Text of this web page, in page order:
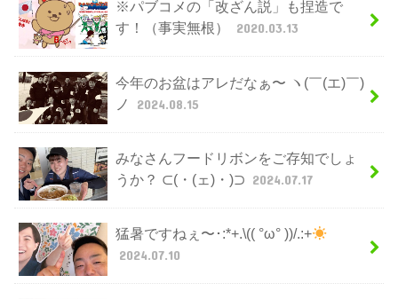
※パブコメの「改ざん説」も捏造で
す！（事実無根）
2020.03.13
今年のお盆はアレだなぁ〜 ヽ(￣(エ)￣)
ノ
2024.08.15
みなさんフードリボンをご存知でしょ
うか？ ⊂(・(ェ)・)⊃ 2024.07.17
猛暑ですねぇ〜･:*+.\(( °ω° ))/.:+
2024.07.10